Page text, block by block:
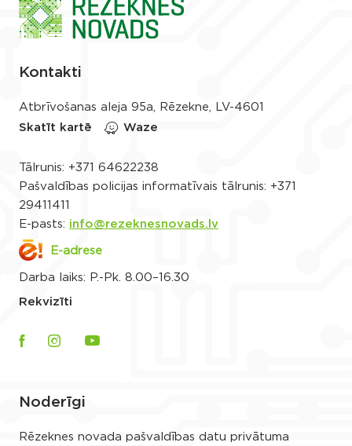
Kontakti
Atbrīvošanas aleja 95a, Rēzekne, LV-4601
Skatīt kartē
Waze
Tālrunis: +371 64622238
Pašvaldības policijas informatīvais tālrunis: +371
29411411
E-pasts: info@rezeknesnovads.lv
E-adrese
Darba laiks: P.-Pk. 8.00–16.30
Rekvizīti
Noderīgi
Rēzeknes novada pašvaldības datu privātuma